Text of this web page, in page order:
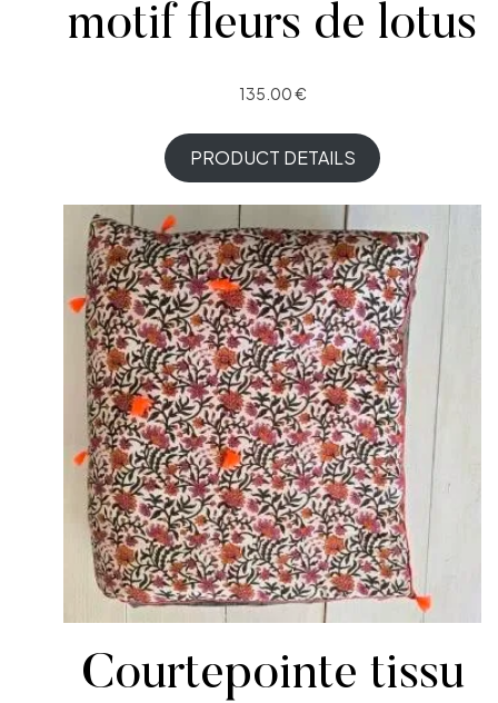
motif fleurs de lotus
135.00€
PRODUCT DETAILS
Courtepointe tissu